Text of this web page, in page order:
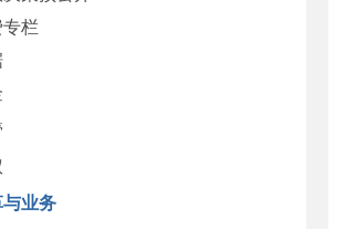
栏
业务